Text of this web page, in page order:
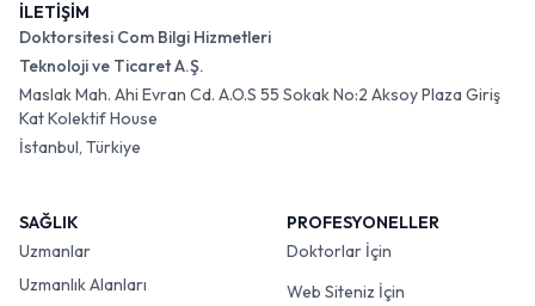
İLETİŞİM
Doktorsitesi Com Bilgi Hizmetleri
Teknoloji ve Ticaret A.Ş.
Maslak Mah. Ahi Evran Cd. A.O.S 55 Sokak No:2 Aksoy Plaza Giriş
Kat Kolektif House
İstanbul, Türkiye
SAĞLIK
Uzmanlar
Uzmanlık Alanları
PROFESYONELLER
Doktorlar İçin
Web Siteniz İçin